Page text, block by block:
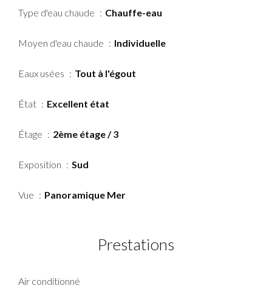
Type d'eau chaude Chauffe-eau
Moyen d'eau chaude Individuelle
Eaux usées Tout à l'égout
État Excellent état
Étage 2ème étage / 3
Exposition Sud
Vue Panoramique Mer
Prestations
Air conditionné